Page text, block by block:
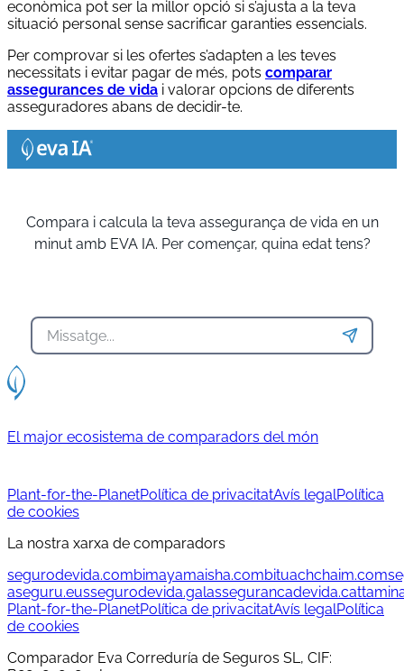
econòmica pot ser la millor opció si s’ajusta a la teva
situació personal sense sacrificar garanties essencials.
Per comprovar si les ofertes s’adapten a les teves
necessitats i evitar pagar de més, pots comparar
assegurances de vida i valorar opcions de diferents
asseguradores abans de decidir-te.
Compara i calcula la teva assegurança de vida en un
minut amb EVA IA. Per començar, quina edat tens?
El major ecosistema de comparadors del món
Plant-for-the-PlanetPolítica de privacitatAvís legalPolítica
de cookies
La nostra xarxa de comparadors
segurodevida.combimayamaisha.combituachchaim.com
aseguru.eussegurodevida.galassegurancadevida.cat
Plant-for-the-PlanetPolítica de privacitatAvís legalPolítica
de cookies
Comparador Eva Correduría de Seguros SL, CIF: